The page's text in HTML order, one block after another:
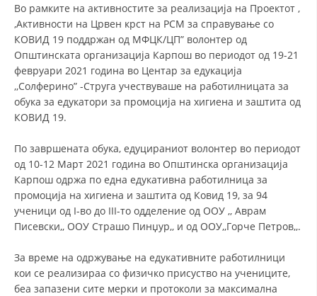
ПРИРАЧНИЦИ
СТРАТЕГИИ
БРОШУРИ
ПОСТЕРИ
ПРЕЗЕНТАЦИИ
Во рамките на активностите за реализација на Проектот ,
,Активности на Црвен крст на РСМ за справување со
КОВИД 19 поддржан од МФЦК/ЦП” волонтер од
Општинската организација Карпош во периодот од 19-21
февруари 2021 година во Центар за едукација
,,Солферино” -Струга учествуваше на работилницата за
обука за едукатори за промоција на хигиена и заштита од
КОВИД 19.
По завршената обука, едуцираниот волонтер во периодот
од 10-12 Март 2021 година во Општинска организација
Карпош одржа по една едукативна работилница за
промоција на хигиена и заштита од Ковид 19, за 94
ученици од I-во до III-то одделение од ООУ ,, Аврам
Писевски,, ООУ Страшо Пинџур,, и од ООУ,,Горче Петров,,.
За време на одржување на едукативните работилници
кои се реализираа со физичко присуство на учениците,
беа запазени сите мерки и протоколи за максимална